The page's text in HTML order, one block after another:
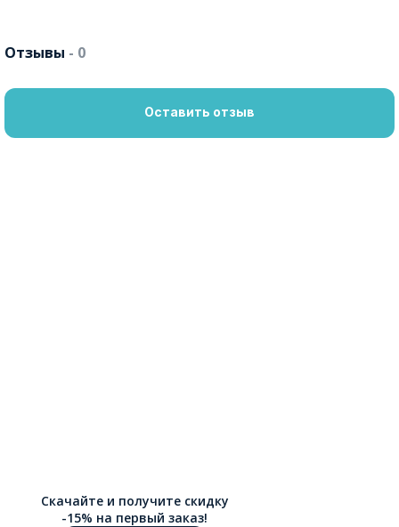
Отзывы - 0
Оставить отзыв
Скачайте и получите скидку
-15% на первый заказ!